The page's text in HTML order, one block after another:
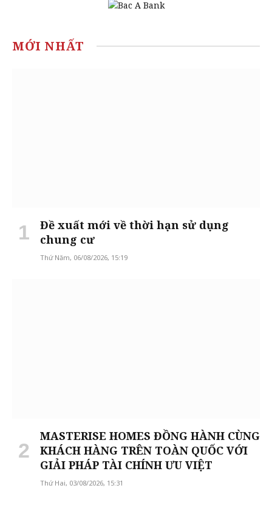
MỚI NHẤT
Đề xuất mới về thời hạn sử dụng
chung cư
Thứ Năm, 06/08/2026, 15:19
MASTERISE HOMES ĐỒNG HÀNH CÙNG
KHÁCH HÀNG TRÊN TOÀN QUỐC VỚI
GIẢI PHÁP TÀI CHÍNH ƯU VIỆT
Thứ Hai, 03/08/2026, 15:31